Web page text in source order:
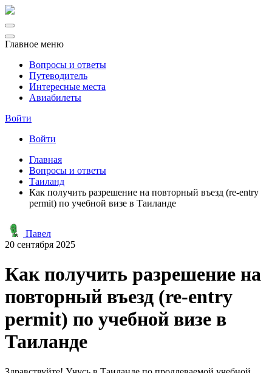
Главное меню
Вопросы и ответы
Путеводитель
Интересные места
Авиабилеты
Войти
Войти
Главная
Вопросы и ответы
Таиланд
Как получить разрешение на повторный въезд (re-entry
permit) по учебной визе в Таиланде
Павел
20 сентября 2025
Как получить разрешение на
повторный въезд (re-entry
permit) по учебной визе в
Таиланде